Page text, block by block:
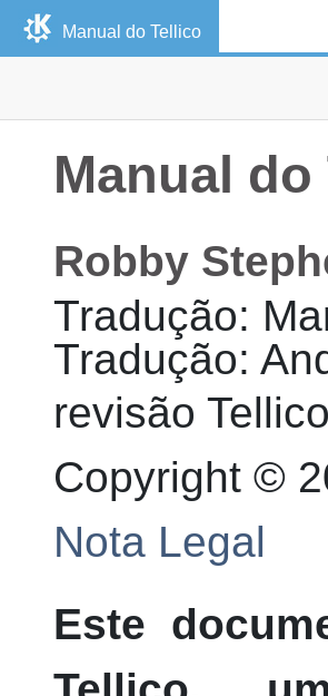
Manual do Tellico
Manual do
Robby
Tradução:
Tradução:
revisão
Copyright ©
Nota Legal
Este